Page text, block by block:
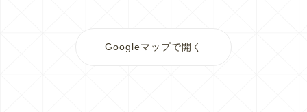
Googleマップで開く